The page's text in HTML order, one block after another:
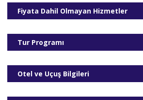
Fiyata Dahil Olmayan Hizmetler
Tur Programı
Otel ve Uçuş Bilgileri